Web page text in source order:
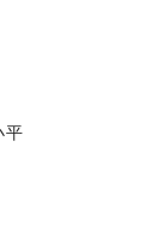
平